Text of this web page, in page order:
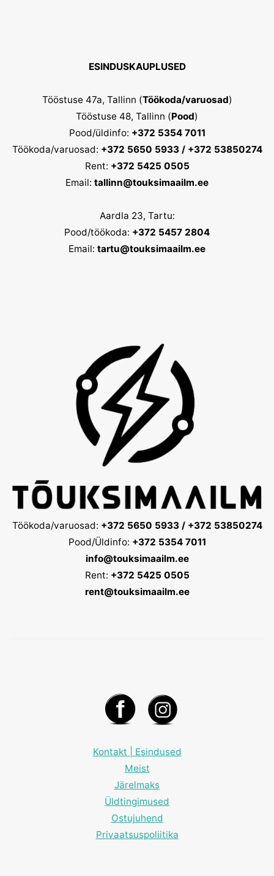
ESINDUSKAUPLUSED
Tööstuse 47a, Tallinn (Töökoda/varuosad)
Tööstuse 48, Tallinn (Pood)
Pood/üldinfo: +372 5354 7011
Töökoda/varuosad: +372 5650 5933 / +372 53850274
Rent: +372 5425 0505
Email: tallinn@touksimaailm.ee
Aardla 23, Tartu:
Pood/töökoda: +372 5457 2804
Email: tartu@touksimaailm.ee
Töökoda/varuosad: +372 5650 5933 / +372 53850274
Pood/Üldinfo: +372 5354 7011
info@touksimaailm.ee
Rent: +372 5425 0505
rent@touksimaailm.ee
Kontakt | Esindused
Meist
Järelmaks
Üldtingimused
Ostujuhend
Privaatsuspoliitika